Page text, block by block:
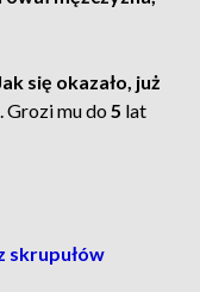
się okazało, już
. Grozi mu do 5 lat
skrupułów